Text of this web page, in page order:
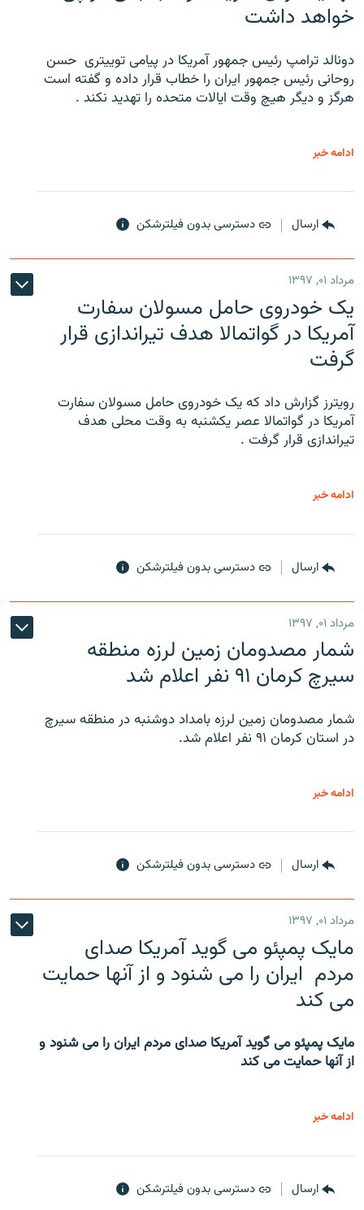
خواهد داشت
دونالد ترامپ رئیس جمهور آمریکا در پیامی توییتری ‌ حسن
روحانی رئیس جمهور ایران را خطاب قرار داده و گفته است
هرگز و دیگر هیچ وقت ایالات متحده را تهدید نکند .
ادامه خبر
ارسال دسترسی بدون فیلترشکن
مرداد ۰۱, ۱۳۹۷
یک خودروی حامل مسولان سفارت
آمریکا در گواتمالا هدف تیراندازی قرار
گرفت
رویترز گزارش داد که یک خودروی حامل مسولان سفارت
آمریکا در گواتمالا عصر یکشنبه به وقت محلی هدف
تیراندازی قرار گرفت .
ادامه خبر
ارسال دسترسی بدون فیلترشکن
مرداد ۰۱, ۱۳۹۷
شمار مصدومان زمین لرزه منطقه
سیرچ کرمان ۹۱ نفر اعلام شد
شمار مصدومان زمین لرزه بامداد دوشنبه در منطقه سیرچ
در استان کرمان ۹۱ نفر اعلام شد.
ادامه خبر
ارسال دسترسی بدون فیلترشکن
مرداد ۰۱, ۱۳۹۷
مایک پمپئو می گوید آمریکا صدای
مردم ایران را می شنود و از آنها حمایت
می کند
مایک پمپئو می گوید آمریکا صدای مردم ایران را می شنود و
از آنها حمایت می کند
ادامه خبر
ارسال دسترسی بدون فیلترشکن